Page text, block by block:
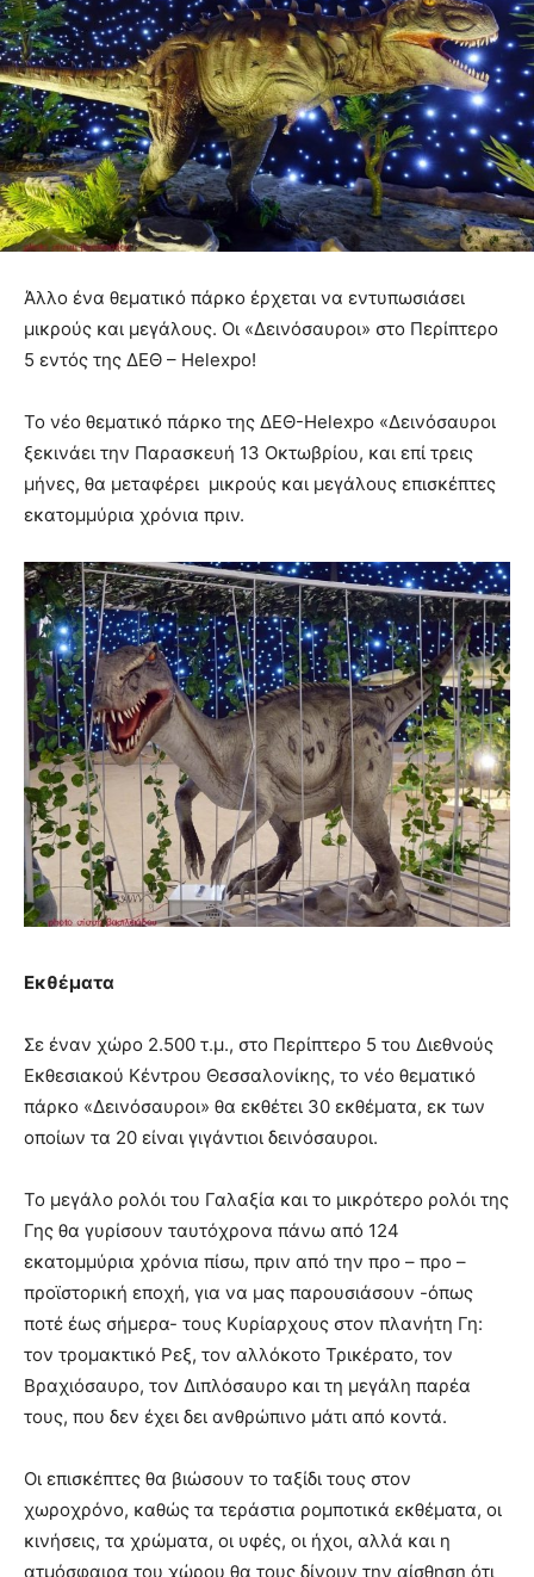
Άλλο ένα θεματικό πάρκο έρχεται να εντυπωσιάσει
μικρούς και μεγάλους. Οι «Δεινόσαυροι» στο Περίπτερο
5 εντός της ΔΕΘ – Helexpo!
Το νέο θεματικό πάρκο της ΔΕΘ-Helexpo «Δεινόσαυροι
ξεκινάει την Παρασκευή 13 Οκτωβρίου, και επί τρεις
μήνες, θα μεταφέρει μικρούς και μεγάλους επισκέπτες
εκατομμύρια χρόνια πριν.
Εκθέματα
Σε έναν χώρο 2.500 τ.μ., στο Περίπτερο 5 του Διεθνούς
Εκθεσιακού Κέντρου Θεσσαλονίκης, το νέο θεματικό
πάρκο «Δεινόσαυροι» θα εκθέτει 30 εκθέματα, εκ των
οποίων τα 20 είναι γιγάντιοι δεινόσαυροι.
Το μεγάλο ρολόι του Γαλαξία και το μικρότερο ρολόι της
Γης θα γυρίσουν ταυτόχρονα πάνω από 124
εκατομμύρια χρόνια πίσω, πριν από την προ – προ –
προϊστορική εποχή, για να μας παρουσιάσουν -όπως
ποτέ έως σήμερα- τους Kυρίαρχους στον πλανήτη Γη:
τον τρομακτικό Ρεξ, τον αλλόκοτο Τρικέρατο, τον
Βραχιόσαυρο, τον Διπλόσαυρο και τη μεγάλη παρέα
τους, που δεν έχει δει ανθρώπινο μάτι από κοντά.
Οι επισκέπτες θα βιώσουν το ταξίδι τους στον
χωροχρόνο, καθώς τα τεράστια ρομποτικά εκθέματα, οι
κινήσεις, τα χρώματα, οι υφές, οι ήχοι, αλλά και η
ατμόσφαιρα του χώρου θα τους δίνουν την αίσθηση ότι